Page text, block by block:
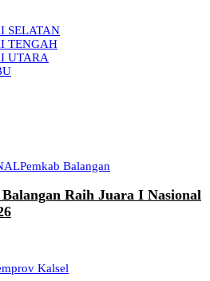
SELATAN
TENGAH
UTARA
Pemkab Balangan
Raih Juara I Nasional
Kalsel